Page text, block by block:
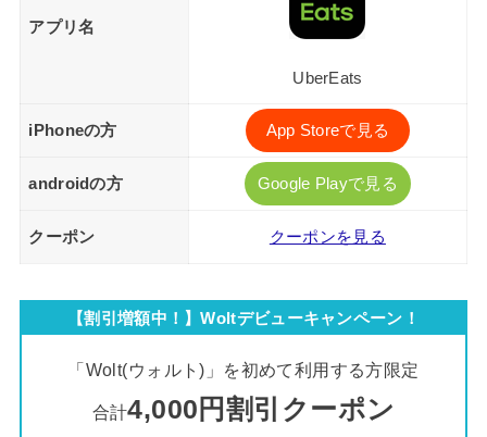
アプリ名
UberEats
iPhoneの方 App Storeで見る
androidの方 Google Playで見る
クーポン クーポンを見る
【割引増額中！】Woltデビューキャンペーン！
「Wolt(ウォルト)」を初めて利用する方限定
合計4,000円割引クーポン